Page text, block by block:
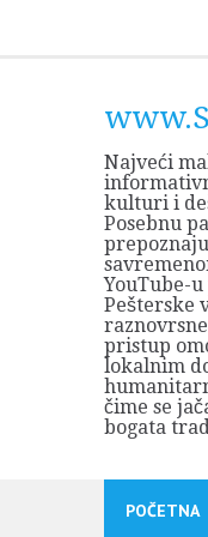
Najveći
kulturi i
Posebnu
YouTube-
Pešterske
pristup
lokalnim
čime se
bogata
POČETNA